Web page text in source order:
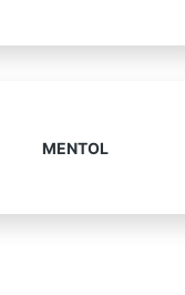
MENTOL